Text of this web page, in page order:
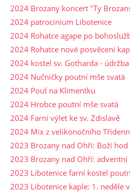
2024 Brozany koncert "Ty
2024 patrocinium Libotenice
2024 Rohatce agape po
2024 Rohatce nové posvěcení
2024 kostel sv. Gotharda - údržba
2024 Nučničky poutní mše svatá
2024 Pouť na Klimentku
2024 Hrobce poutní mše svatá
2024 Farní výlet ke sv. Zdislavě
2024 Mix z velikonočního
2023 Brozany nad Ohří: Boží hod
2023 Brozany nad Ohří: adventní
2023 Libotenice farní kostel
2023 Libotenice kaple: 1. neděle